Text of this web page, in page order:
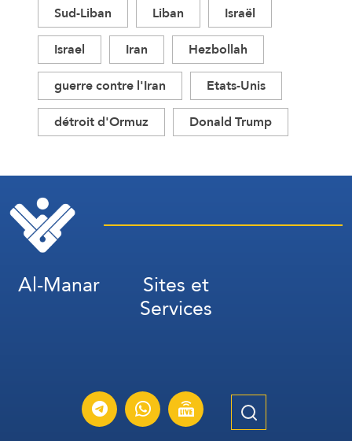
Sud-Liban Liban
Israël
Israel
Iran
Hezbollah
guerre contre l'Iran
Etats-Unis
détroit d'Ormuz
Donald Trump
Al-Manar Sites et
Services